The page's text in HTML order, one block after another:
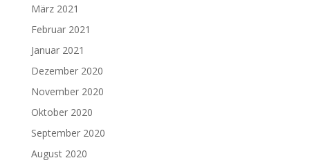
März 2021
Februar 2021
Januar 2021
Dezember 2020
November 2020
Oktober 2020
September 2020
August 2020